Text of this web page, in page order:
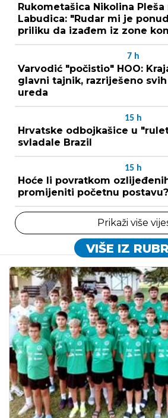
Rukometašica Nikolina Pleša
Labudica: "Rudar mi je
priliku da izađem iz zone
7 h
Varvodić "počistio" HOO:
glavni tajnik, razriješeno
ureda
15 h
Hrvatske odbojkašice u
svladale Brazil
15 h
Hoće li povratkom
promijeniti početnu postavu?
Prikaži više
VIŠE IZ